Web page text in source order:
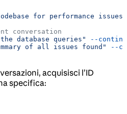
for performance issues"
conversation
database queries"
--
of all issues found" --
acquisisci l’ID
specifica: